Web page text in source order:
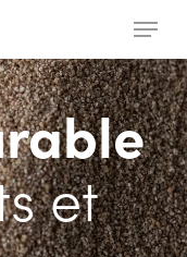
Menu
et
Close
Menu